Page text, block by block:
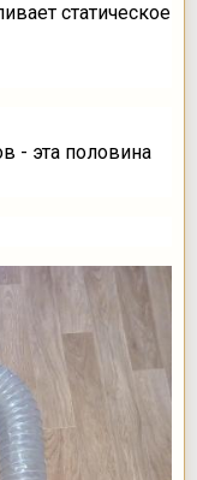
статическое
- эта половина